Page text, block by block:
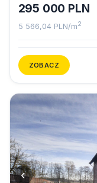
295 000 PLN
5 566,04 PLN/m2
ZOBACZ
‹